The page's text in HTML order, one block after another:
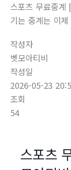
스포츠 무료중계
기는 중계는 이
작성자
벳모아티비
작성일
2026-05-23
조회
54
스포츠